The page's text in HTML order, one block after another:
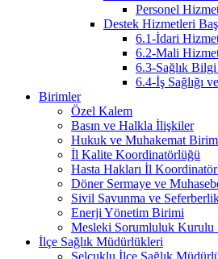
Personel
Destek Hizmetleri
6.1-İdari
6.2-Mali
6.3-Sağlık
6.4-İş Sağlığı
Birimler
Özel Kalem
Basın ve Halkla İlişkiler
Hukuk ve Muhakemat
İl Kalite Koordinatörlüğü
Hasta Hakları İl
Döner Sermaye ve
Sivil Savunma ve
Enerji Yönetim Birimi
Mesleki Sorumluluk
İlçe Sağlık Müdürlükleri
Selçuklu İlçe Sağlık